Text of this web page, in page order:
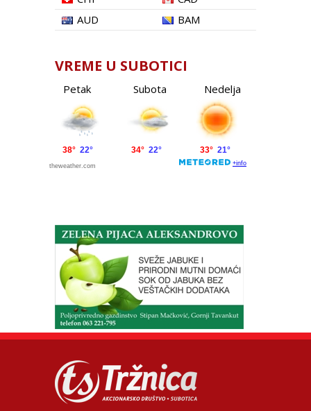
AUD
BAM
VREME U SUBOTICI
Petak Subota Nedelja